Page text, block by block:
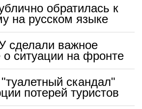
обратилась к
на русском языке
сделали важное
о ситуации на фронте
скандал"
потерей туристов